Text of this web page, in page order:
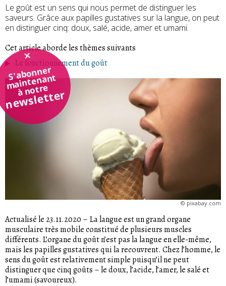
S'abonner
maintenant
à notre
newsletter
Le goût est un sens qui nous permet de distinguer les
saveurs. Grâce aux papilles gustatives sur la langue, on peut
en distinguer cinq: doux, salé, acide, amer et umami.
Cet article aborde les thèmes suivants
Le fonctionnement du goût
© pixabay.com
Actualisé le 23.11.2020 – La langue est un grand organe
musculaire très mobile constitué de plusieurs muscles
différents. L’organe du goût n’est pas la langue en elle-même,
mais les papilles gustatives qui la recouvrent. Chez l’homme, le
sens du goût est relativement simple puisqu’il ne peut
distinguer que cinq goûts – le doux, l’acide, l’amer, le salé et
l’umami (savoureux).